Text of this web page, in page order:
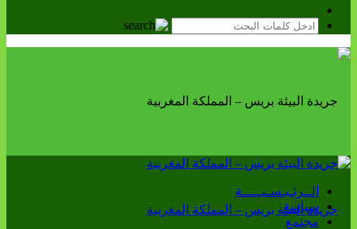
الــرئـيـسـيـــــة
سياسة
مجتمع